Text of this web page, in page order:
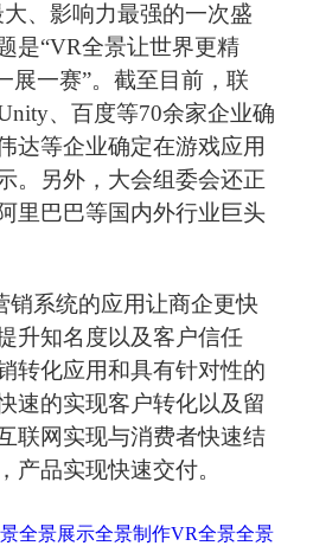
、影响力最强的一次盛
是“VR全景让世界更精
展一赛”。截至目前，联
、百度等70余家企业确
达等企业确定在游戏应用
。另外，大会组委会还正
里巴巴等国内外行业巨头
销系统的应用让商企更快
升知名度以及客户信任
转化应用和具有针对性的
速的实现客户转化以及留
联网实现与消费者快速结
产品实现快速交付。
全景展示全景制作VR全景全景